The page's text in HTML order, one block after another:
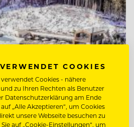
COOKIES
verwendet Cookies - nähere
zu Ihren Rechten als Benutzer
Datenschutzerklärung am Ende
„Alle Akzeptieren“, um Cookies
unsere Webseite besuchen zu
auf „Cookie-Einstellungen“, um